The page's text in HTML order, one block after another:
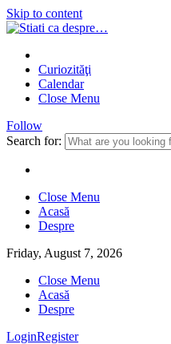
Skip to content
Curiozităţi
Calendar
Close Menu
Follow
Search for:
Close Menu
Acasă
Despre
Friday, August 7, 2026
Close Menu
Acasă
Despre
LoginRegister